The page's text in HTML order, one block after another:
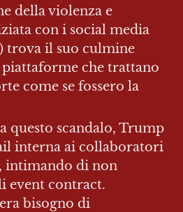
della violenza e
con i social media
) trova il suo culmine
che trattano
come se fossero la
questo scandalo, Trump
interna ai collaboratori
intimando di non
event contract.
bisogno di